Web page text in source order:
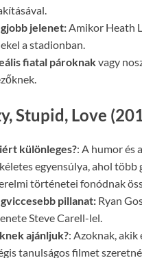
jelenet: Amikor Heath
a stadionban.
fiatal pároknakvagy
Stupid, Love
különleges?: A humor és
egyensúlya, ahol több
történetei fonódnak
pillanat: Ryan
Steve Carell-lel.
ajánljuk?: Azoknak,
tanulságos filmet